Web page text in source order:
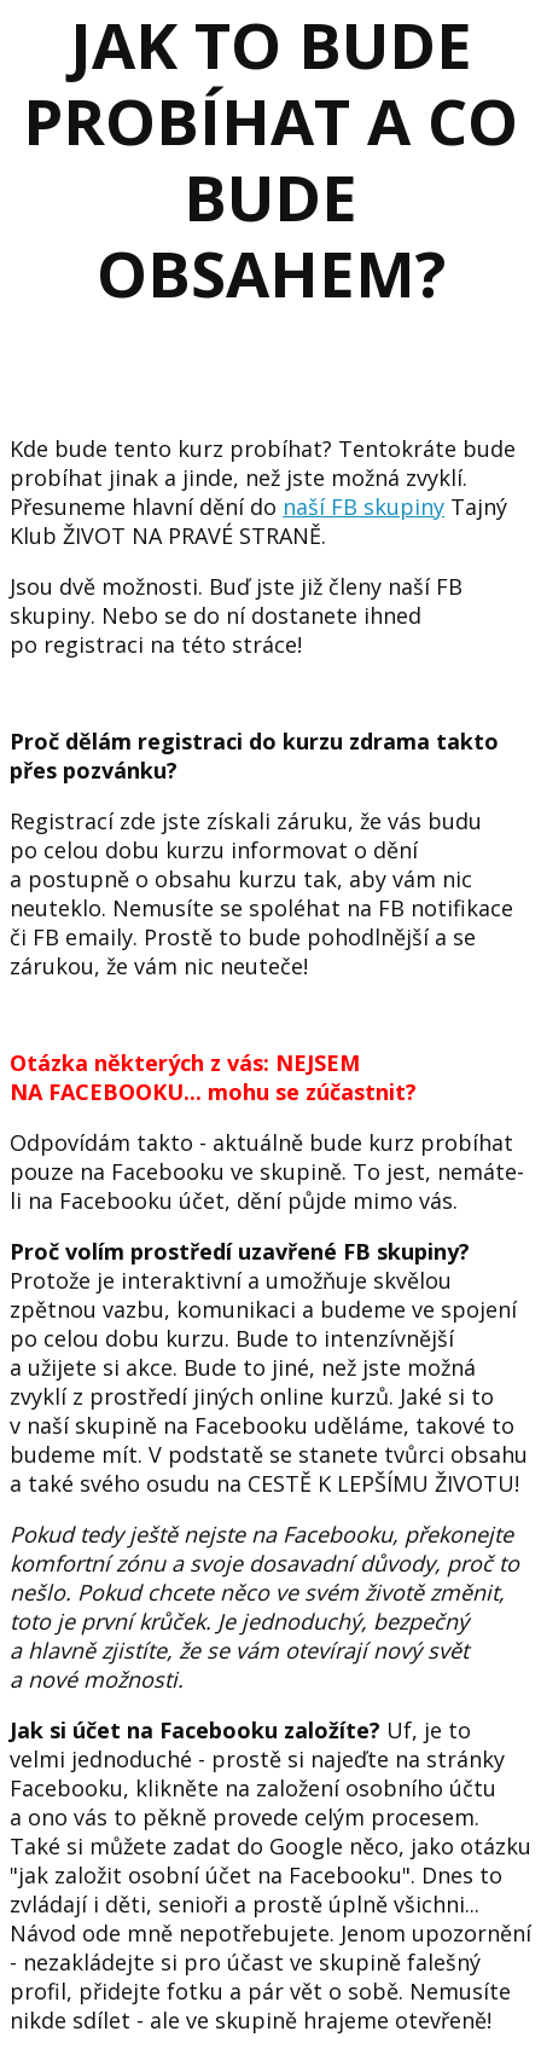
JAK TO BUDE
PROBÍHAT A CO
BUDE
OBSAHEM?
Kde bude tento kurz probíhat? Tentokráte bude
probíhat jinak a jinde, než jste možná zvyklí.
Přesuneme hlavní dění do naší FB skupiny Tajný
Klub ŽIVOT NA PRAVÉ STRANĚ.
Jsou dvě možnosti. Buď jste již členy naší FB
skupiny. Nebo se do ní dostanete ihned
po registraci na této stráce!
Proč dělám registraci do kurzu zdrama takto
přes pozvánku?
Registrací zde jste získali záruku, že vás budu
po celou dobu kurzu informovat o dění
a postupně o obsahu kurzu tak, aby vám nic
neuteklo. Nemusíte se spoléhat na FB notifikace
či FB emaily. Prostě to bude pohodlnější a se
zárukou, že vám nic neuteče!
Otázka některých z vás: NEJSEM
NA FACEBOOKU... mohu se zúčastnit?
Odpovídám takto - aktuálně bude kurz probíhat
pouze na Facebooku ve skupině. To jest, nemáte-
li na Facebooku účet, dění půjde mimo vás.
Proč volím prostředí uzavřené FB skupiny?
Protože je interaktivní a umožňuje skvělou
zpětnou vazbu, komunikaci a budeme ve spojení
po celou dobu kurzu. Bude to intenzívnější
a užijete si akce. Bude to jiné, než jste možná
zvyklí z prostředí jiných online kurzů. Jaké si to
v naší skupině na Facebooku uděláme, takové to
budeme mít. V podstatě se stanete tvůrci obsahu
a také svého osudu na CESTĚ K LEPŠÍMU ŽIVOTU!
Pokud tedy ještě nejste na Facebooku, překonejte
komfortní zónu a svoje dosavadní důvody, proč to
nešlo. Pokud chcete něco ve svém životě změnit,
toto je první krůček. Je jednoduchý, bezpečný
a hlavně zjistíte, že se vám otevírají nový svět
a nové možnosti.
Jak si účet na Facebooku založíte? Uf, je to
velmi jednoduché - prostě si najeďte na stránky
Facebooku, klikněte na založení osobního účtu
a ono vás to pěkně provede celým procesem.
Také si můžete zadat do Google něco, jako otázku
"jak založit osobní účet na Facebooku". Dnes to
zvládají i děti, senioři a prostě úplně všichni...
Návod ode mně nepotřebujete. Jenom upozornění
- nezakládejte si pro účast ve skupině falešný
profil, přidejte fotku a pár vět o sobě. Nemusíte
nikde sdílet - ale ve skupině hrajeme otevřeně!